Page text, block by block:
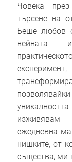
Човека
търсене на
Беше любов
нейната
изживявам
ежедневна
нишките, от
същества, ми